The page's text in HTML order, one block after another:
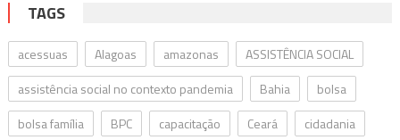
TAGS
acessuas Alagoas amazonas
ASSISTÊNCIA SOCIAL
assistência social no contexto pandemia
Bahia
bolsa
bolsa família
BPC capacitação Ceará
cidadania